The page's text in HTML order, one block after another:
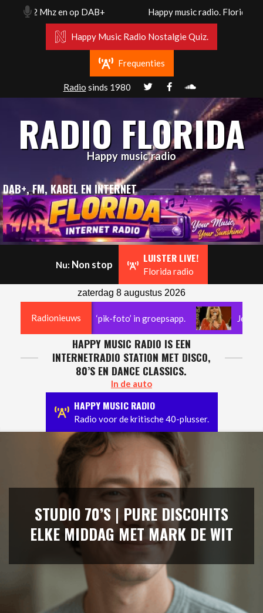
Mhz en op DAB+ Happy music radio. Florida radio
Happy Music Radio Nostalgie Quiz.
Frequenties
Radio sinds 1980
RADIO FLORIDA
Happy music radio
DAB+, FM, KABEL EN INTERNET
Nu: Non stop LUISTER LIVE!
Florida radio
zaterdag 8 augustus 2026
Radionieuws
na versturen van ‘pik-foto’ in groepsapp. Jerney
HAPPY MUSIC RADIO IS EEN
INTERNETRADIO STATION MET DISCO,
80’S EN DANCE CLASSICS.
In de auto
HAPPY MUSIC RADIO
Radio voor de kritische 40-plusser.
STUDIO 70’S | PURE DISCOHITS
ELKE MIDDAG MET MARK DE WIT